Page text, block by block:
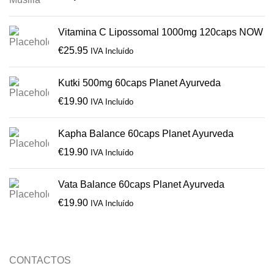
Vitamina C Lipossomal 1000mg 120caps NOW
€25.95 IVA Incluído
Kutki 500mg 60caps Planet Ayurveda
€19.90 IVA Incluído
Kapha Balance 60caps Planet Ayurveda
€19.90 IVA Incluído
Vata Balance 60caps Planet Ayurveda
€19.90 IVA Incluído
CONTACTOS